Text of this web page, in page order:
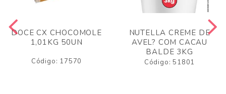
DOCE CX CHOCOMOLE
1,01KG 50UN
Código: 17570
NUTELLA CREME DE
AVEL? COM CACAU
BALDE 3KG
Código: 51801